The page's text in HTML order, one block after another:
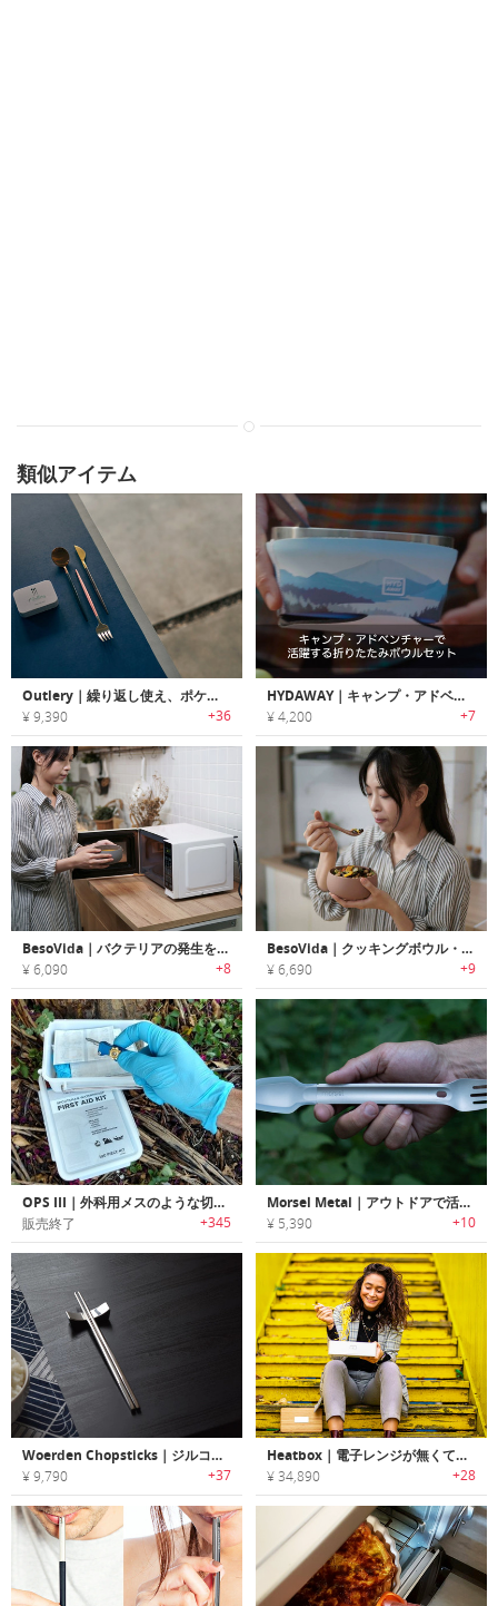
類似アイテム
Outlery｜繰り返し使え、ポケットに収納可能なステンレス製折りたたみカトラリー「アウトリー」
¥ 9,390 +36
HYDAWAY｜キャンプ・アドベンチャーで活躍する折りたたみボウルセット「ハイダウェイ」
¥ 4,200 +7
BesoVida｜バクテリアの発生を抑え食器としても使用可能なキッチンユーテンシル「ベソヴィーダ」
¥ 6,090 +8
BesoVida｜クッキングボウル・食器としても使用可能なシリコン製フードコンテナ「ベソヴィーダ」
¥ 6,690 +9
OPS III｜外科用メスのような切れ味のコンパクトポケットナイフ「オプススリー」
販売終了 +345
Morsel Metal｜アウトドアで活躍する超軽量スポーク「モーセルメタル」
¥ 5,390 +10
Woerden Chopsticks｜ジルコニウム・チタン製の高級チョップスティック
¥ 9,790 +37
Heatbox｜電子レンジが無くても食品を温められる充電式ランチボックス「ヒートボックス」
¥ 34,890 +28